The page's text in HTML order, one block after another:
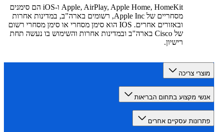
Apple, AirPlay, Apple Home, HomeKit ו-iOS הם סימנים
מסחריים של Apple Inc, רשומים בארה"ב, במדינות אחרות
ובאזורים אחרים. IOS הוא סימן מסחרי או סימן מסחרי רשום
של Cisco בארה"ב ובמדינות אחרות והשימוש בו נעשה תחת
רישיון.
צריכה
מקצוע בתחום הבריאות
עסקיים אחרים